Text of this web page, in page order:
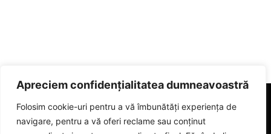
Apreciem confidențialitatea dumneavoastră
Folosim cookie-uri pentru a vă îmbunătăți experiența de
navigare, pentru a vă oferi reclame sau conținut